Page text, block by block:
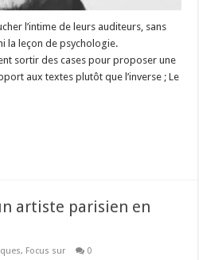
l’intime de leurs auditeurs, sans
la leçon de psychologie.
sortir des cases pour proposer une
aux textes plutôt que l’inverse ; Le
artiste parisien en
, Focus sur 0